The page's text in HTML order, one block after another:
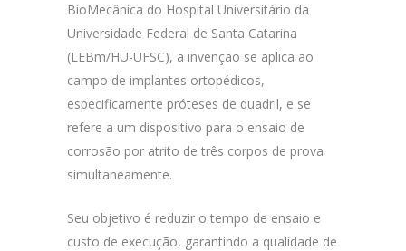
BioMecânica do Hospital Universitário da
Universidade Federal de Santa Catarina
(LEBm/HU-UFSC), a invenção se aplica ao
campo de implantes ortopédicos,
especificamente próteses de quadril, e se
refere a um dispositivo para o ensaio de
corrosão por atrito de três corpos de prova
simultaneamente.
Seu objetivo é reduzir o tempo de ensaio e
custo de execução, garantindo a qualidade de